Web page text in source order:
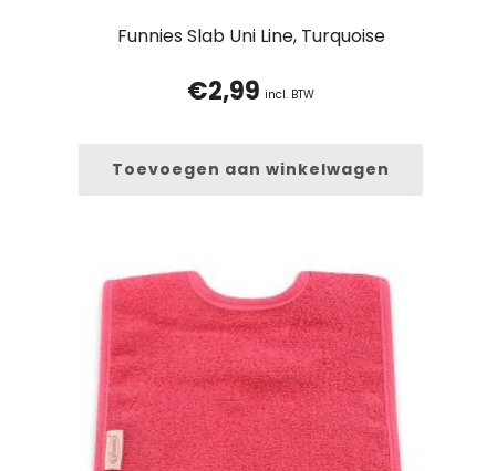
Funnies Slab Uni Line, Turquoise
€2,99 incl. BTW
Toevoegen aan winkelwagen